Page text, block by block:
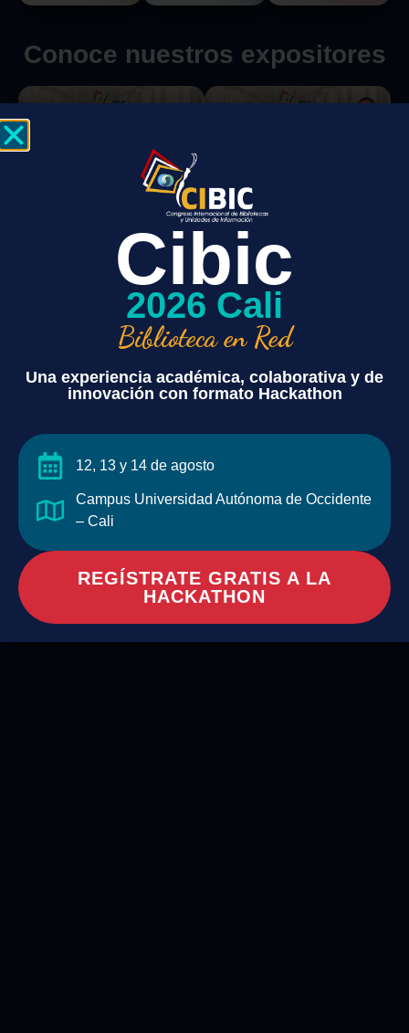
Conoce nuestros expositores
Aprende, conecta y crea
soluciones en la Hackathon
de Innovación Bibliotecaria.
Regístrate hoy y asegura tu lugar.
Cibic
2026 Cali
Biblioteca en Red
Una experiencia académica, colaborativa y de
innovación con formato Hackathon
12, 13 y 14 de agosto
Campus Universidad Autónoma de Occidente
– Cali
REGÍSTRATE GRATIS A LA
HACKATHON